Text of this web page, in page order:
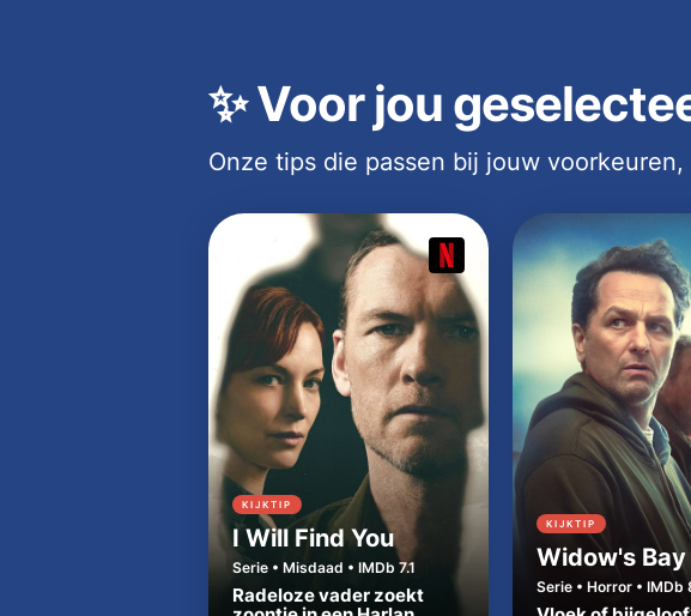
✨Voor jou
Onze tips die passen bij jouw voorkeuren,
KIJKTIP
I Will Find You
Serie • Misdaad • IMDb 7.1
Radeloze vader zoekt
KIJKTIP
Widow's Bay
Serie • Horror • IMDb